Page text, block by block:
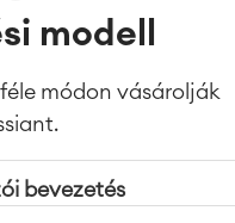
Intelligencia (AI)
& Restore
modell
módon vásárolják
vásárlás
bevezetés